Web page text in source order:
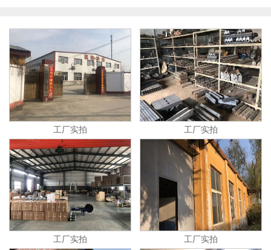
工厂实拍 工厂实拍
工厂实拍 工厂实拍